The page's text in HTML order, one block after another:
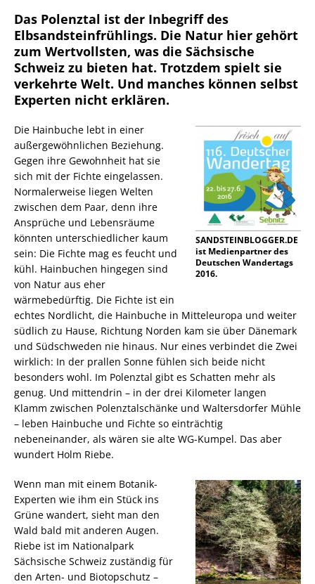
Das Polenztal ist der Inbegriff des
Elbsandsteinfrühlings. Die Natur hier gehört
zum Wertvollsten, was die Sächsische
Schweiz zu bieten hat. Trotzdem spielt sie
verkehrte Welt. Und manches können selbst
Experten nicht erklären.
SANDSTEINBLOGGER.DE
ist Medienpartner des
Deutschen Wandertags
2016.
Die Hainbuche lebt in einer
außergewöhnlichen Beziehung.
Gegen ihre Gewohnheit hat sie
sich mit der Fichte eingelassen.
Normalerweise liegen Welten
zwischen dem Paar, denn ihre
Ansprüche und Lebensräume
könnten unterschiedlicher kaum
sein: Die Fichte mag es feucht und
kühl. Hainbuchen hingegen sind
von Natur aus eher
wärmebedürftig. Die Fichte ist ein
echtes Nordlicht, die Hainbuche in Mitteleuropa und weiter
südlich zu Hause, Richtung Norden kam sie über Dänemark
und Südschweden nie hinaus. Nur eines verbindet die Zwei
wirklich: In der prallen Sonne fühlen sich beide nicht
besonders wohl. Im Polenztal gibt es Schatten mehr als
genug. Und mittendrin – in der drei Kilometer langen
Klamm zwischen Polenztalschänke und Waltersdorfer Mühle
– leben Hainbuche und Fichte so einträchtig
nebeneinander, als wären sie alte WG-Kumpel. Das aber
wundert Holm Riebe.
Wenn man mit einem Botanik-
Experten wie ihm ein Stück ins
Grüne wandert, sieht man den
Wald bald mit anderen Augen.
Riebe ist im Nationalpark
Sächsische Schweiz zuständig für
den Arten- und Biotopschutz –